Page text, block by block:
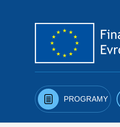
PROGRAMY